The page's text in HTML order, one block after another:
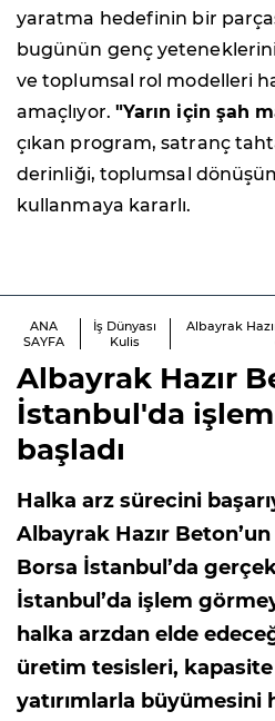
yaratma hedefinin bir
bugünün genç
ve toplumsal rol modelleri
amaçlıyor. "Yarın için şah
çıkan program, satranç
derinliği, toplumsal
kullanmaya kararlı.
ANA
SAYFA
İş Dünyası
Kulis
Albayrak
Albayrak Hazır
İstanbul'da
başladı
Halka arz sürecini
Albayrak Hazır
Borsa İstanbul’da
İstanbul’da işlem
halka arzdan elde
üretim tesisleri, kapasite
yatırımlarla büyümesini